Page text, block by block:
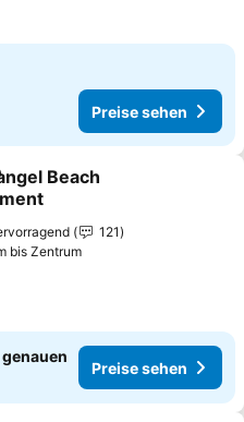
Preise sehen
Favoriten hinzufügen
Beach
121
bis Zentrum
Preise sehen